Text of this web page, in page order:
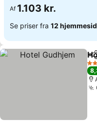
Af 1.103 kr.
Se priser fra 12
Del
3